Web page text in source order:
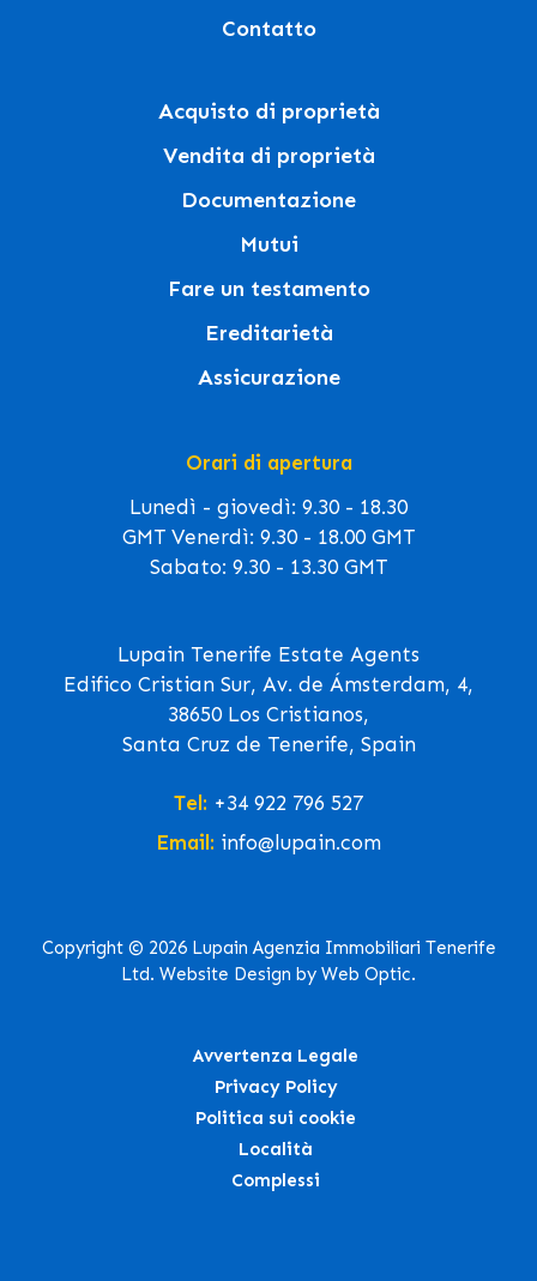
Contatto
Acquisto di proprietà
Vendita di proprietà
Documentazione
Mutui
Fare un testamento
Ereditarietà
Assicurazione
Orari di apertura
Lunedì - giovedì: 9.30 - 18.30
GMT Venerdì: 9.30 - 18.00 GMT
Sabato: 9.30 - 13.30 GMT
Lupain Tenerife Estate Agents
Edifico Cristian Sur, Av. de Ámsterdam, 4,
38650 Los Cristianos,
Santa Cruz de Tenerife, Spain
Tel: +34 922 796 527
Email: info@lupain.com
Copyright © 2026 Lupain Agenzia Immobiliari Tenerife
Ltd. Website Design by Web Optic.
Avvertenza Legale
Privacy Policy
Politica sui cookie
Località
Complessi